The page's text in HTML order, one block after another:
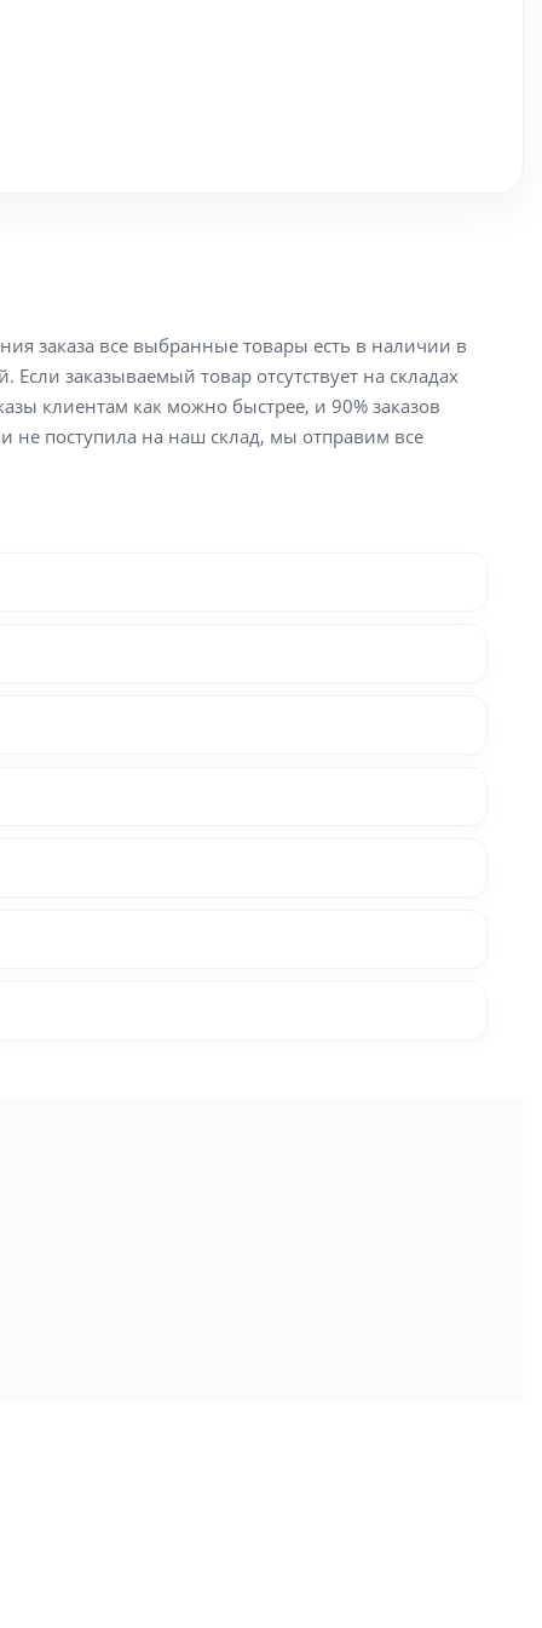
заказа все выбранные товары есть в наличии в
заказываемый товар отсутствует на складах
клиентам как можно быстрее, и 90% заказов
не поступила на наш склад, мы отправим все